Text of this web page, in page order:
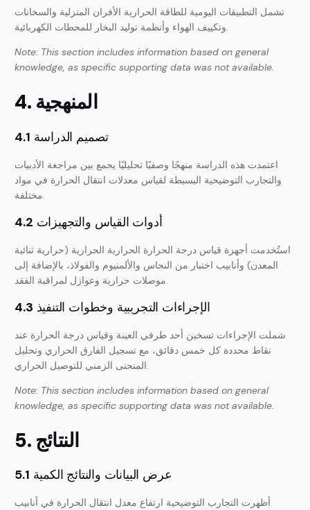
تشمل التطبيقات اليومية للطاقة الحرارية الأفران المنزلية والسخانات
وتكييف الهواء وأنظمة توليد البخار للمحطات الكهربائية.
Note: This section includes information based on general
knowledge, as specific supporting data was not available.
4. المنهجية
4.1 تصميم الدراسة
اعتمدت هذه الدراسة منهجًا وصفيًا تحليليًا يجمع بين مراجعة الأدبيات
والتجارب التوضيحية البسيطة لقياس معدلات انتقال الحرارة في مواد
4.2 أدوات القياس والتجهيزات
استُخدمت أجهزة قياس درجة الحرارة الحرارية الحرارية (حرارية ثنائية
المعدن) وأنابيب اختبار من النحاس والألمنيوم والفولاذ، بالإضافة إلى
4.3 الإجراءات التجريبية وخطوات التنفيذ
شملت الإجراءات تسخين أحد طرفي العينة وقياس درجة الحرارة عند
نقاط محددة كل خمس دقائق، مع تسجيل الفارق الحراري وتحليل
Note: This section includes information based on general
knowledge, as specific supporting data was not available.
5. النتائج
5.1 عرض البيانات والنتائج الكمية
أظهرت التجارب التوضيحية ارتفاع معدل انتقال الحرارة في أنابيب